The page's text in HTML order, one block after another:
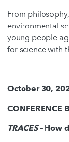
From
environmental
young people
for science with
October 30,
CONFERENCE
TRACES– How